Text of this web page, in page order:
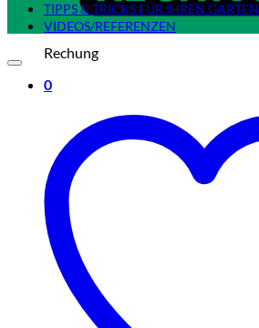
Rechung
0
TIPPS & TRICKS FÜR IHREN GARTEN
VIDEOS/REFERENZEN